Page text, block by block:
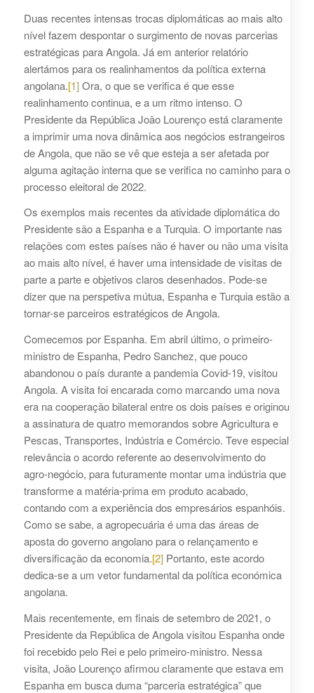
Duas recentes intensas trocas diplomáticas ao mais alto
nível fazem despontar o surgimento de novas parcerias
estratégicas para Angola. Já em anterior relatório
alertámos para os realinhamentos da política externa
angolana.[1]Ora, o que se verifica é que esse
realinhamento continua, e a um ritmo intenso. O
Presidente da República João Lourenço está claramente
a imprimir uma nova dinâmica aos negócios estrangeiros
de Angola, que não se vê que esteja a ser afetada por
alguma agitação interna que se verifica no caminho para o
processo eleitoral de 2022.
Os exemplos mais recentes da atividade diplomática do
Presidente são a Espanha e a Turquia. O importante nas
relações com estes países não é haver ou não uma visita
ao mais alto nível, é haver uma intensidade de visitas de
parte a parte e objetivos claros desenhados. Pode-se
dizer que na perspetiva mútua, Espanha e Turquia estão a
tornar-se parceiros estratégicos de Angola.
Comecemos por Espanha. Em abril último, o primeiro-
ministro de Espanha, Pedro Sanchez, que pouco
abandonou o país durante a pandemia Covid-19, visitou
Angola. A visita foi encarada como marcando uma nova
era na cooperação bilateral entre os dois países e originou
a assinatura de quatro memorandos sobre Agricultura e
Pescas, Transportes, Indústria e Comércio. Teve especial
relevância o acordo referente ao desenvolvimento do
agro-negócio, para futuramente montar uma indústria que
transforme a matéria-prima em produto acabado,
contando com a experiência dos empresários espanhóis.
Como se sabe, a agropecuária é uma das áreas de
aposta do governo angolano para o relançamento e
diversificação da economia.[2]Portanto, este acordo
dedica-se a um vetor fundamental da política económica
angolana.
Mais recentemente, em finais de setembro de 2021, o
Presidente da República de Angola visitou Espanha onde
foi recebido pelo Rei e pelo primeiro-ministro. Nessa
visita, João Lourenço afirmou claramente que estava em
Espanha em busca duma “parceria estratégica” que